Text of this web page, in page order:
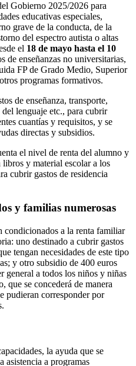
Gobierno 2025/2026 para
educativas especiales,
grave de la conducta, de la
del espectro autista o altas
el 18 de mayo hasta el 10
de enseñanzas no universitarias,
FP de Grado Medio, Superior
programas formativos.
de enseñanza, transporte,
lenguaje etc., para cubrir
cuantías y requisitos, y se
directas y subsidios.
el nivel de renta del alumno y
y material escolar a los
cubrir gastos de residencia
y familias numerosas
condicionados a la renta familiar
uno destinado a cubrir gastos
tengan necesidades de este tipo
y otro subsidio de 400 euros
general a todos los niños y niñas
que se concederá de manera
pudieran corresponder por
la ayuda que se
asistencia a programas